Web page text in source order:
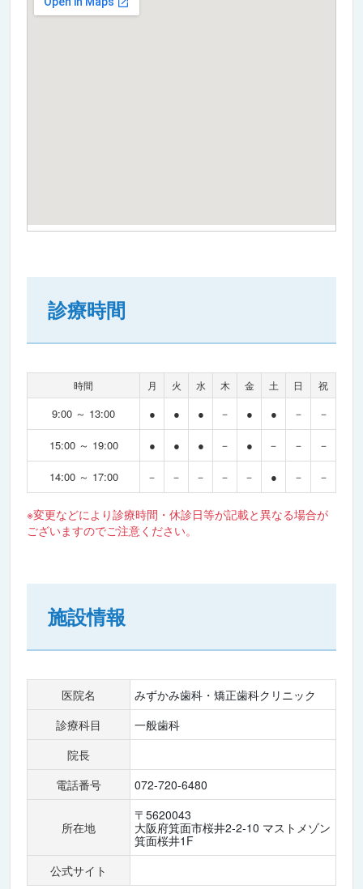
診療時間
時間 月 火 水 木 金 土 日 祝
9:00 ～ 13:00 ● ● ● － ● ● － －
15:00 ～ 19:00 ● ● ● － ● － － －
14:00 ～ 17:00 － － － － － ● － －
※変更などにより診療時間・休診日等が記載と異なる場合が
ございますのでご注意ください。
施設情報
医院名
みずかみ歯科・矯正歯科クリニック
診療科目
一般歯科
院長
電話番号
072-720-6480
所在地
〒5620043
大阪府箕面市桜井2-2-10 マストメゾン
箕面桜井1F
公式サイト